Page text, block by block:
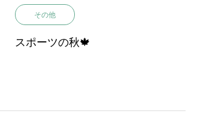
その他
スポーツの秋🍁